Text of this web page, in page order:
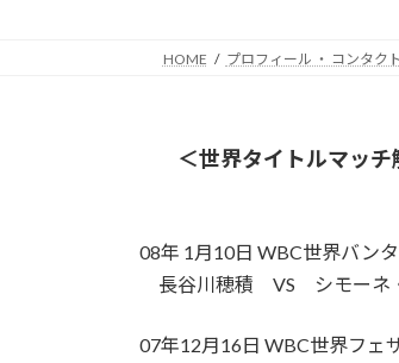
HOME プロフィール ・ コンタクト
＜世界タイトルマッチ
（暫定・インタ
08年 1月10日 WBC世界バン
長谷川穂積 VS シモーネ
07年12月16日 WBC世界フェ